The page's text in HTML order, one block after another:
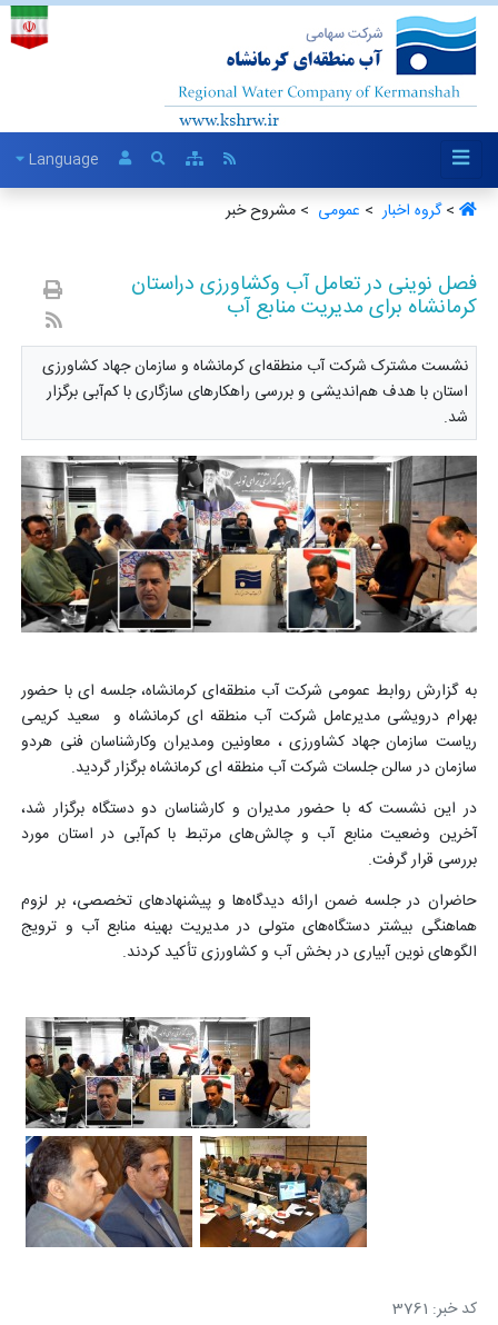
Language
>گروه اخبار ‏ > عمومی ‏ > مشروح خبر
فصل نوینی در تعامل آب وکشاورزی دراستان
کرمانشاه برای مدیریت منابع آب
نشست مشترک شرکت آب منطقه‌ای کرمانشاه و سازمان جهاد کشاورزی
استان با هدف هم‌اندیشی و بررسی راهکارهای سازگاری با کم‌آبی برگزار
شد.
به گزارش روابط عمومی شرکت آب منطقه‌ای کرمانشاه، جلسه ای با حضور
بهرام درویشی مدیرعامل شرکت آب منطقه ای کرمانشاه و سعید کریمی
ریاست سازمان جهاد کشاورزی ، معاونین ومدیران وکارشناسان فنی هردو
سازمان در سالن جلسات شرکت آب منطقه ای کرمانشاه برگزار گردید.
در این نشست که با حضور مدیران و کارشناسان دو دستگاه برگزار شد،
آخرین وضعیت منابع آب و چالش‌های مرتبط با کم‌آبی در استان مورد
بررسی قرار گرفت.
حاضران در جلسه ضمن ارائه دیدگاه‌ها و پیشنهادهای تخصصی، بر لزوم
هماهنگی بیشتر دستگاه‌های متولی در مدیریت بهینه منابع آب و ترویج
الگوهای نوین آبیاری در بخش آب و کشاورزی تأکید کردند.
کد خبر: 3761